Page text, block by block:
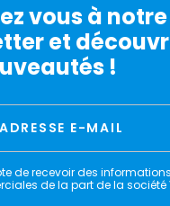
vous à notre
et
!
de recevoir des informations
de la part de la société